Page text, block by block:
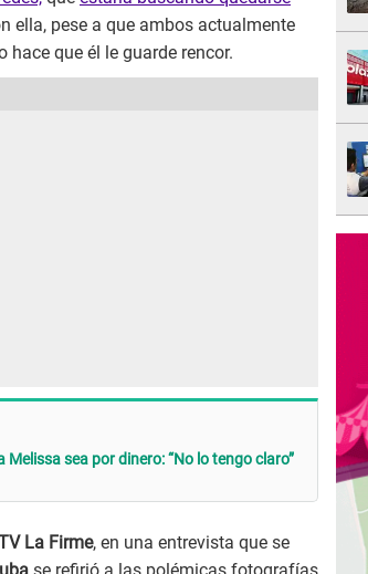
ella, pese a que ambos actualmente
que él le guarde rencor.
sea por dinero: “No lo tengo claro”
La Firme, en una entrevista que se